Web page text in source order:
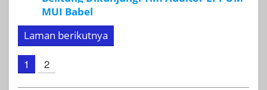
MUI Babel
Laman berikutnya
1 2